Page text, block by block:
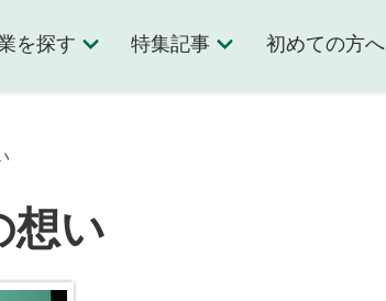
を探す 特集記事 初めての方へ
想い